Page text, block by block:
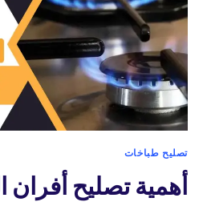
تصليح طباخات
أهمية تصليح أفران